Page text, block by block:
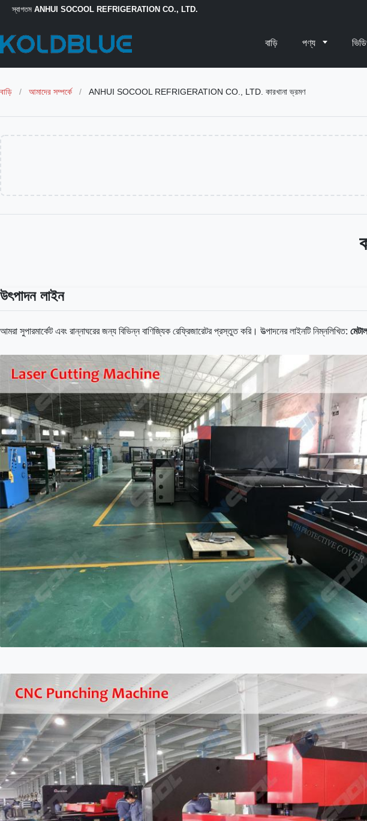
স্বাগতম ANHUI SOCOOL REFRIGERATION CO., LTD.
বাড়ি পণ্য
বাড়ি / আমাদের সম্পর্কে / ANHUI SOCOOL REFRIGERATION CO., LTD. কারখানা ভ্রমণ
উৎপাদন লাইন
আমরা সুপারমার্কেট এবং রান্নাঘরের জন্য বিভিন্ন বাণিজ্যিক রেফ্রিজারেটর প্রস্তুত করি। উত্পাদনের লাইনটি নিম্নলিখিত: